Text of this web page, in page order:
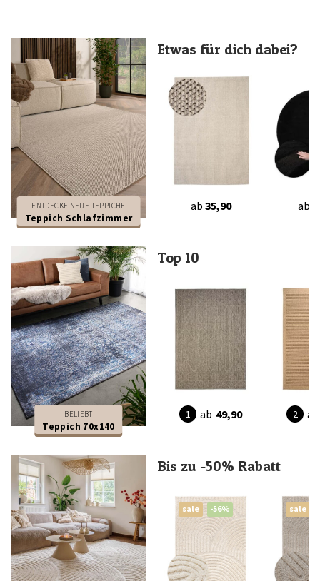
ENTDECKE NEUE TEPPICHE
Teppich Schlafzimmer
Etwas für dich dabei?
ab 35,90 ab
BELIEBT
Teppich 70x140
Top 10
ab 49,90 ab
Bis zu -50% Rabatt
sale -56% sale